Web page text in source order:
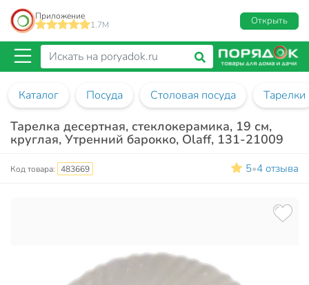
Приложение
1.7M
Открыть
Каталог Посуда Столовая посуда Тарелки
Тарелка десертная, стеклокерамика, 19 см,
круглая, Утренний барокко, Olaff, 131-21009
Код товара: 483669 5•4 отзыва